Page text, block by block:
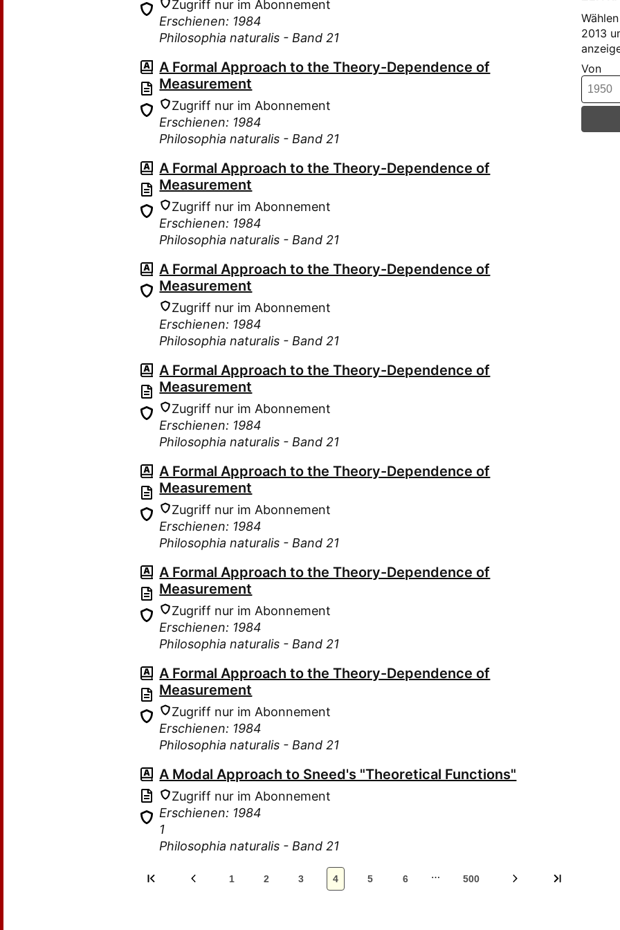
Zugriff nur im Abonnement
Erschienen: 1984
Philosophia naturalis - Band 21
A Formal Approach to the Theory-Dependence of
Measurement
Zugriff nur im Abonnement
Erschienen: 1984
Philosophia naturalis - Band 21
A Formal Approach to the Theory-Dependence of
Measurement
Zugriff nur im Abonnement
Erschienen: 1984
Philosophia naturalis - Band 21
A Formal Approach to the Theory-Dependence of
Measurement
Zugriff nur im Abonnement
Erschienen: 1984
Philosophia naturalis - Band 21
A Formal Approach to the Theory-Dependence of
Measurement
Zugriff nur im Abonnement
Erschienen: 1984
Philosophia naturalis - Band 21
A Formal Approach to the Theory-Dependence of
Measurement
Zugriff nur im Abonnement
Erschienen: 1984
Philosophia naturalis - Band 21
A Formal Approach to the Theory-Dependence of
Measurement
Zugriff nur im Abonnement
Erschienen: 1984
Philosophia naturalis - Band 21
A Formal Approach to the Theory-Dependence of
Measurement
Zugriff nur im Abonnement
Erschienen: 1984
Philosophia naturalis - Band 21
A Modal Approach to Sneed's "Theoretical Functions"
Zugriff nur im Abonnement
Erschienen: 1984
1
Philosophia naturalis - Band 21
1 2 3 4 5 6 … 500
2013
Von